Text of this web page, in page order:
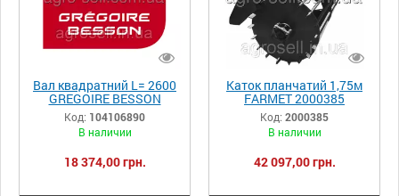
Вал квадратний L= 2600
GREGOIRE BESSON
104106890
Код: 104106890
В наличии
18 374,00 грн.
Каток планчатий 1,75м
FARMET 2000385
Код: 2000385
В наличии
42 097,00 грн.